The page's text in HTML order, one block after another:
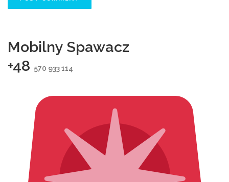
Mobilny Spawacz
+48 570 933 114